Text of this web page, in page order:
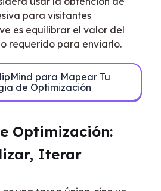
para visitantes
es equilibrar el valor del
requerido para enviarlo.
para Mapear Tu
de Optimización
Optimización:
Iterar